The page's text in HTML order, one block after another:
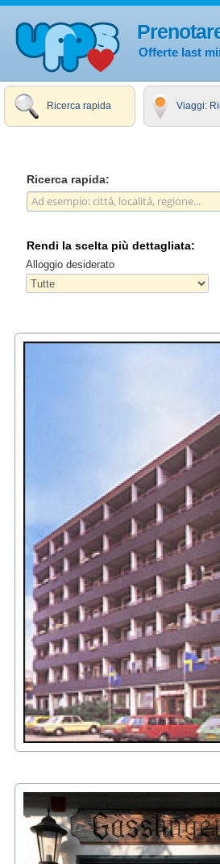
Offerte last
Ricerca rapida Viaggi:
Ricerca rapida:
Rendi la scelta più dettagliata:
Alloggio desiderato